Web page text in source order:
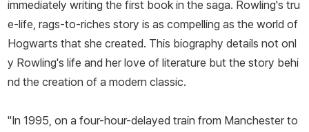
immediately writing the first book in the saga. Rowling's tru
e-life, rags-to-riches story is as compelling as the world of
Hogwarts that she created. This biography details not onl
y Rowling's life and her love of literature but the story behi
nd the creation of a modern classic.
"In 1995, on a four-hour-delayed train from Manchester to